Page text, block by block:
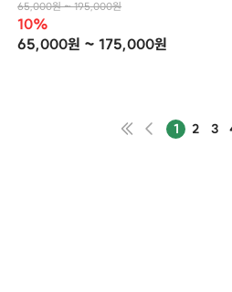
65,000원 ~ 195,000원
10%
65,000원 ~ 175,000원
1 2 3